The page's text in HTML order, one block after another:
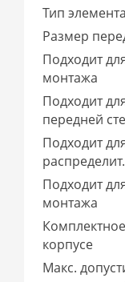
Тип
Размер
Подходит
монтажа
Подходит
передней
Подходит
Подходит
монтажа
корпусе
Макс.